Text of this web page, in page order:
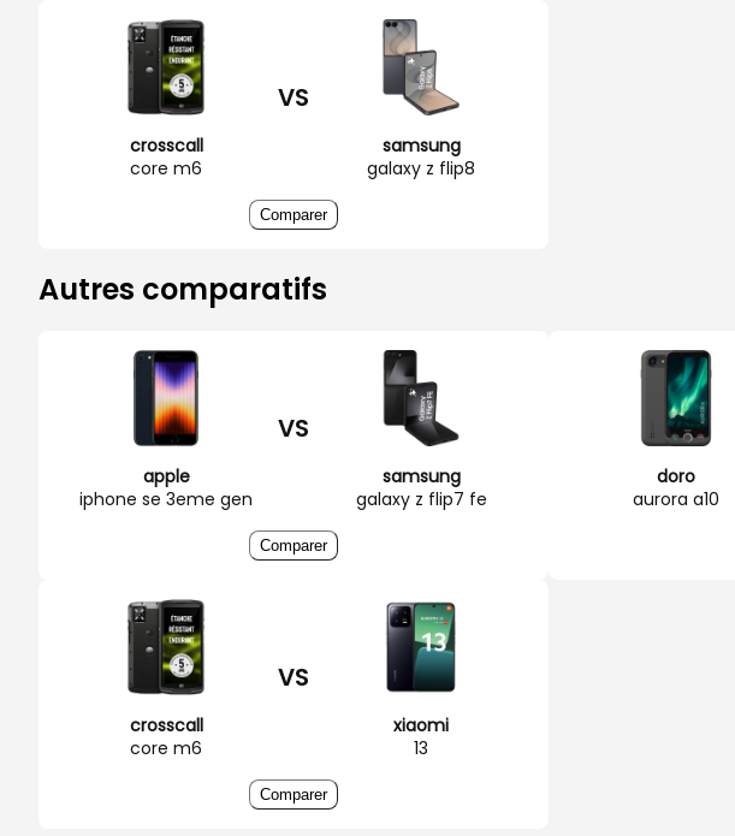
crosscall
core m6
VS
samsung
galaxy z flip8
Comparer
Autres comparatifs
apple
iphone se 3eme gen
VS
samsung
galaxy z flip7 fe
Comparer
doro
aurora a10
crosscall
core m6
VS
xiaomi
13
Comparer